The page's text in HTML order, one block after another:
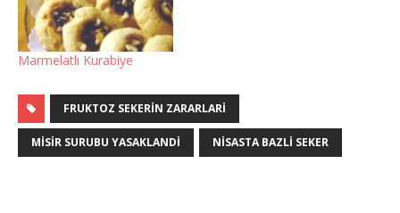
Marmelatlı Kurabiye
FRUKTOZ SEKERIN ZARARLARI
MISIR SURUBU YASAKLANDI NISASTA BAZLI SEKER